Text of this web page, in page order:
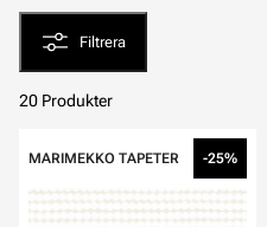
Filtrera
20 Produkter
MARIMEKKO TAPETER -25%